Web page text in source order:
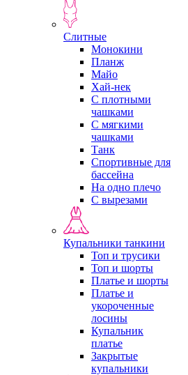
Слитные
Монокини
Планж
Майо
Хай-нек
С плотными
чашками
С мягкими
чашками
Танк
Спортивные для
бассейна
На одно плечо
С вырезами
Купальники танкини
Топ и трусики
Топ и шорты
Платье и шорты
Платье и
укороченные
лосины
Купальник
платье
Закрытые
купальники